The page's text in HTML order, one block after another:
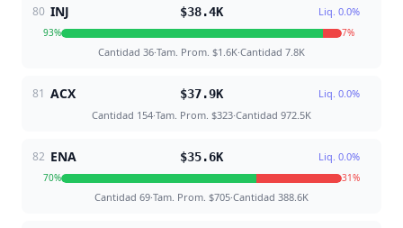
80 INJ $38.4K Liq. 0.0%
93% 7%
Cantidad 36·Tam. Prom. $1.6K·Cantidad 7.8K
81 ACX $37.9K Liq. 0.0%
Cantidad 154·Tam. Prom. $323·Cantidad 972.5K
82 ENA $35.6K Liq. 0.0%
70% 31%
Cantidad 69·Tam. Prom. $705·Cantidad 388.6K